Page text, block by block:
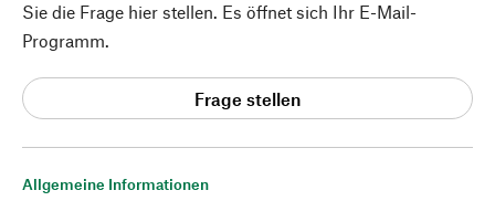
Allgemeine Informationen
Sie die Frage hier stellen. Es öffnet sich Ihr E-Mail-
Programm.
Frage stellen